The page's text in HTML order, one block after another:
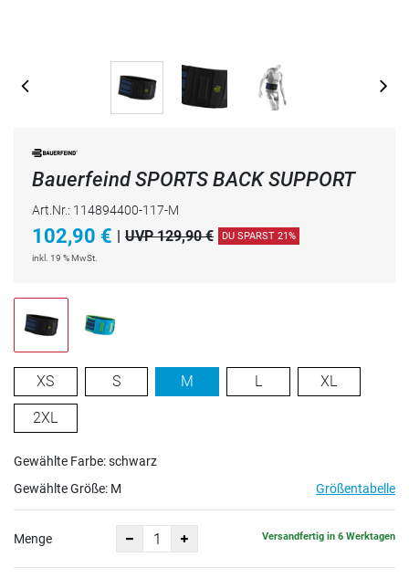
Bauerfeind SPORTS BACK SUPPORT
Art.Nr.: 114894400-117-M
102,90 € | UVP 129,90 € DU SPARST 21%
inkl. 19 % MwSt.
XS S M L XL
2XL
Gewählte Farbe: schwarz
Gewählte Größe: M Größentabelle
Menge Versandfertig in 6 Werktagen